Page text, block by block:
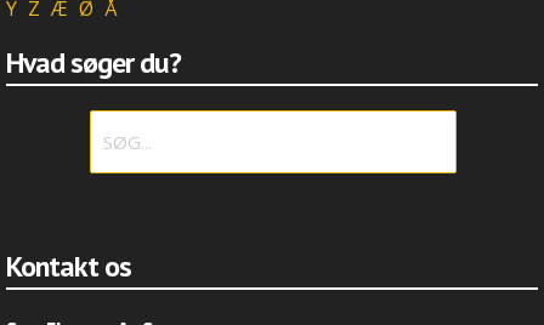
Y Z Æ Ø Å
Hvad søger du?
Kontakt os